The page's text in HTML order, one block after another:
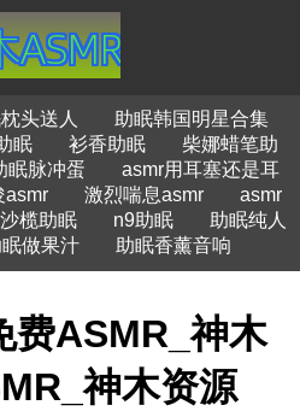
头送人
助眠韩国明星合集
眠 衫香助眠
柴娜蜡笔助
眠脉冲蛋
asmr用耳塞还是耳
asmr 激烈喘息asmr
asmr
沙榄助眠 n9助眠
助眠纯人
眠做果汁 助眠香薰音响
费ASMR_神木
神木资源